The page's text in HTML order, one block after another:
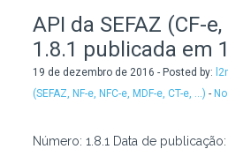
API da SEFAZ (CF-
1.8.1 publicada em
19 de dezembro de 2016 - Posted by:
(SEFAZ, NF-e, NFC-e, MDF-e, CT-e, ...) -
Número: 1.8.1 Data de